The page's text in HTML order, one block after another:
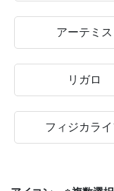
アーテミス
リガロ
フィジカライ